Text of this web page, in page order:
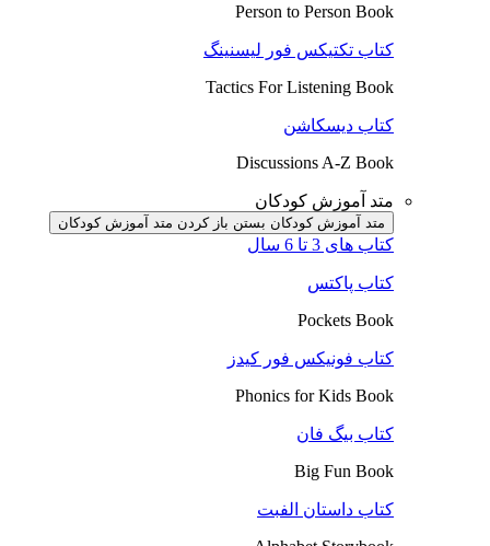
Person to Person Book
کتاب تکتیکس فور لیسنینگ
Tactics For Listening Book
کتاب دیسکاشن
Discussions A-Z Book
متد آموزش کودکان
متد آموزش کودکان بستن باز کردن متد آموزش کودکان
کتاب های 3 تا 6 سال
کتاب پاکتس
Pockets Book
کتاب فونیکس فور کیدز
Phonics for Kids Book
کتاب بیگ فان
Big Fun Book
کتاب داستان الفبت